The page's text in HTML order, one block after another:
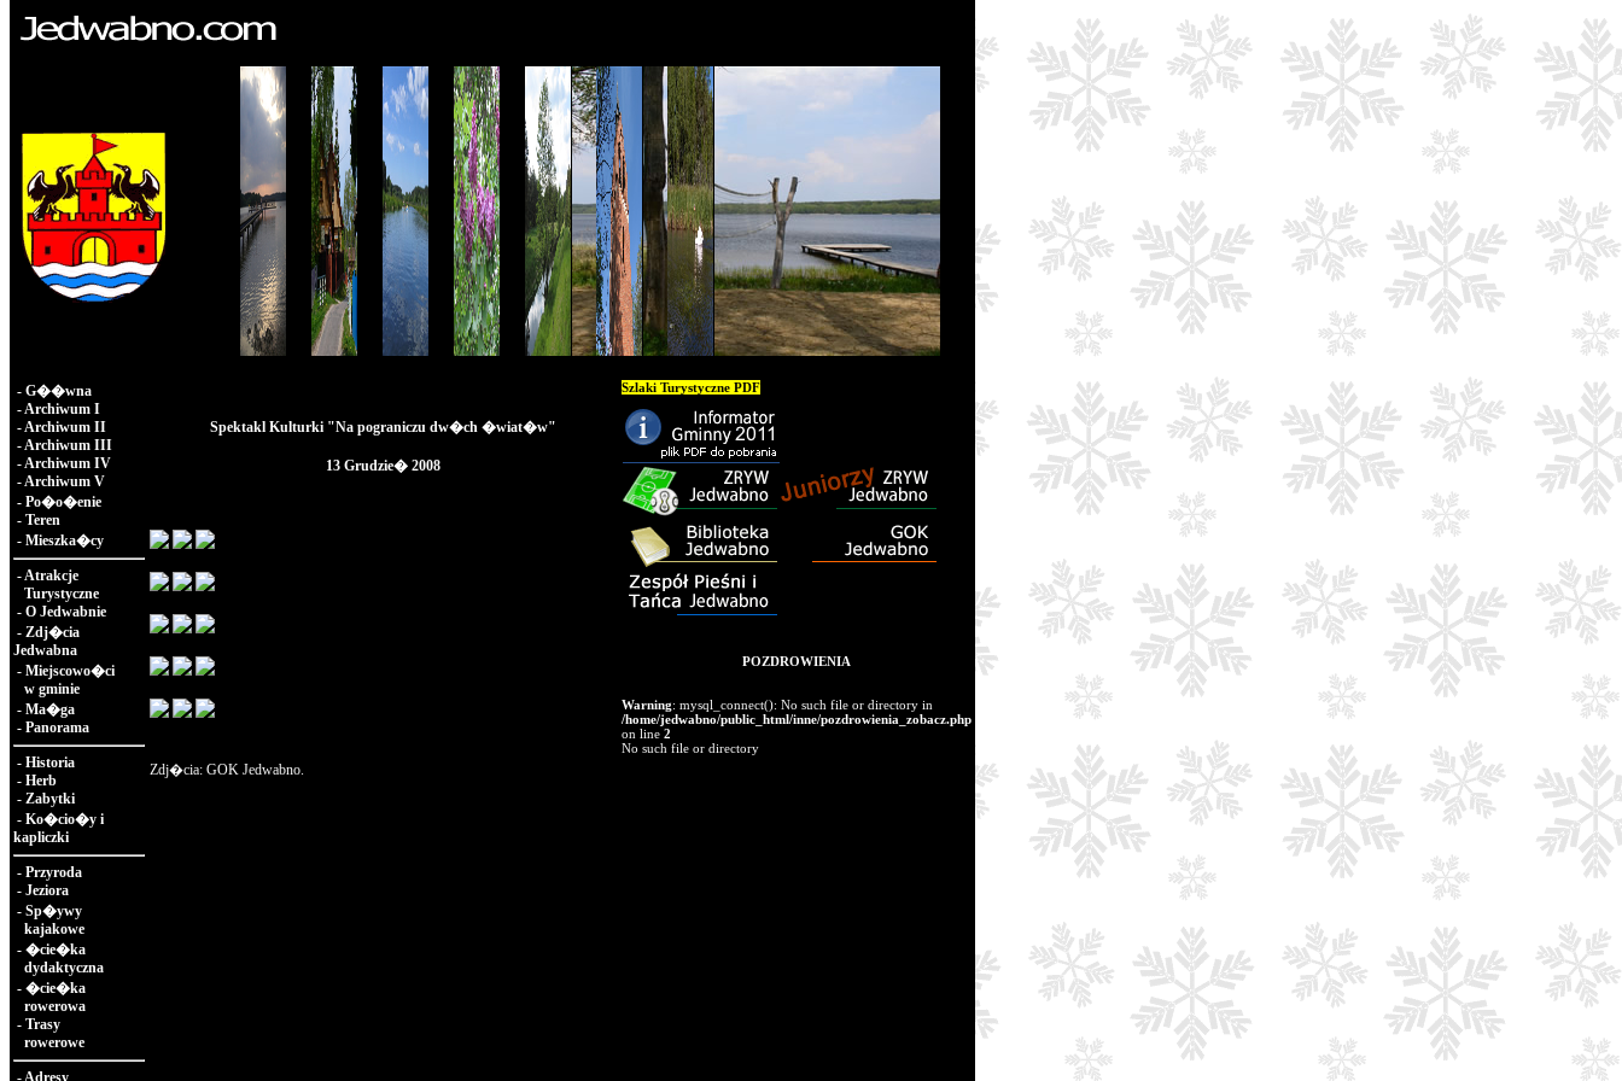
- G��wna
-Archiwum I
-Archiwum II
-Archiwum III
-Archiwum IV
-Archiwum V
- Po�o�enie
- Teren
- Mieszka�cy
-Atrakcje
Turystyczne
- O Jedwabnie
- Zdj�cia
Jedwabna
- Miejscowo�ci
w gminie
- Ma�ga
- Panorama
- Historia
- Herb
- Zabytki
- Ko�cio�y i
kapliczki
- Przyroda
- Jeziora
- Sp�ywy
kajakowe
- �cie�ka
dydaktyczna
- �cie�ka
rowerowa
- Trasy
rowerowe
- Adresy
Spektakl Kulturki "Na pograniczu dw�ch �wiat�w"
13 Grudzie� 2008
Zdj�cia: GOK Jedwabno.
Szlaki Turystyczne PDF
POZDROWIENIA
Warning: mysql_connect(): No such file or directory in
/home/jedwabno/public_html/inne/pozdrowienia_zobacz.php
on line 2
No such file or directory